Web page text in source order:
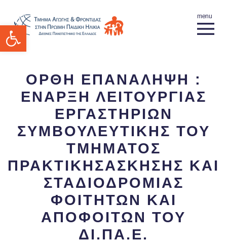
Ανοίξτε τη γραμμή εργαλείων
ΟΡΘΗ ΕΠΑΝΑΛΗΨΗ :
ΕΝΑΡΞΗ ΛΕΙΤΟΥΡΓΙΑΣ
ΕΡΓΑΣΤΗΡΙΩΝ
ΣΥΜΒΟΥΛΕΥΤΙΚΗΣ ΤΟΥ
ΤΜΗΜΑΤΟΣ
ΠΡΑΚΤΙΚΗΣΑΣΚΗΣΗΣ ΚΑΙ
ΣΤΑΔΙΟΔΡΟΜΙΑΣ
ΦΟΙΤΗΤΩΝ ΚΑΙ
ΑΠΟΦΟΙΤΩΝ ΤΟΥ
ΔΙ.ΠΑ.Ε.